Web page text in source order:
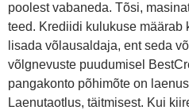
poolest vabaneda. Tõsi,
teed. Krediidi kulukuse määrab
lisada võlausaldaja, ent seda
võlgnevuste puudumisel
pangakonto põhimõte on
Laenutaotlus, täitmisest. Kui